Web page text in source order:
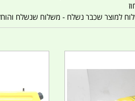
למוצר שכבר נשלח - משלוח שנשלח